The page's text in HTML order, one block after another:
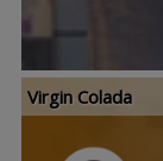
Virgin Colada